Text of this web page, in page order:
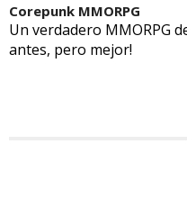
Corepunk MMORPG
Un verdadero MMORPG
antes, pero mejor!